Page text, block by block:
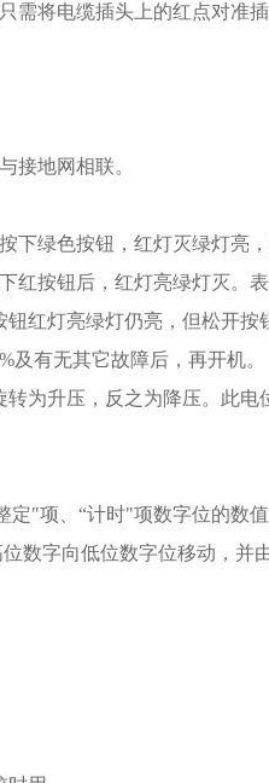
需将电缆插头上的红点对准
接地网相联。
下绿色按钮，红灯灭绿灯亮，
红按钮后，红灯亮绿灯灭。
红灯亮绿灯仍亮，但松开按
及有无其它故障后，再开机。
为升压，反之为降压。此电
"项、“计时"项数字位的数
数字向低位数字位移动，并